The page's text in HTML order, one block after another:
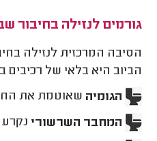
גורמים לנזילה בחיבור
הסיבה המרכזית לנזילה
הביוב היא בלאי של
הגומיה שאוטמת את
המחבר השרשורי נקרע